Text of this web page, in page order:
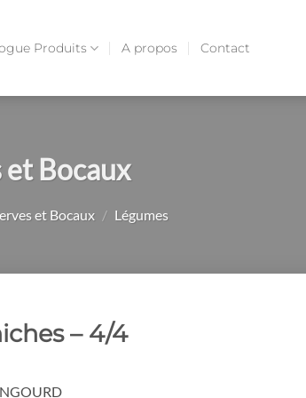
Produits A propos Contact
Bocaux
et Bocaux / Légumes
– 4/4